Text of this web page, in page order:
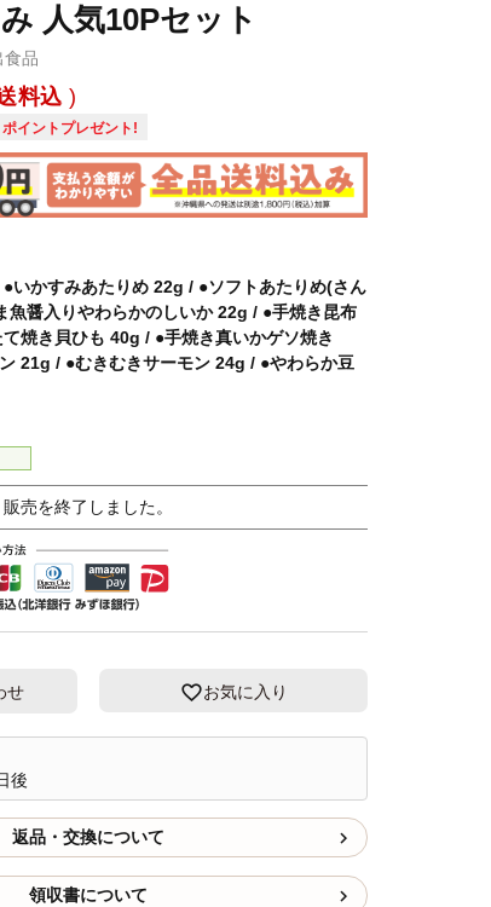
人気10Pセット
食品
料込
ポイントプレゼント!
いかすみあたりめ 22g / ●ソフトあたりめ(さん
魚醤入りやわらかのしいか 22g / ●手焼き昆布
焼き貝ひも 40g / ●手焼き真いかゲソ焼き
21g / ●むきむきサーモン 24g / ●やわらか豆
販売を終了しました。
せ お気に入り
後
返品・交換について
領収書について